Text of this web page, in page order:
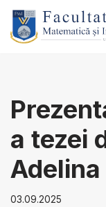
Sari
a tezei
03.09.2025